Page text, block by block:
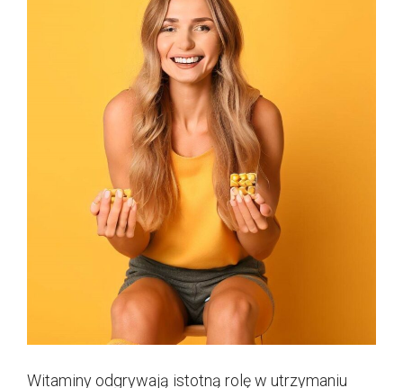
Witaminy odgrywają istotną rolę w utrzymaniu